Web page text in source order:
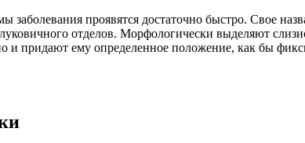
проявятся достаточно быстро. Свое
отделов. Морфологически выделяют
придают ему определенное положение, как бы